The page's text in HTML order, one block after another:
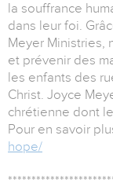
la souffrance
dans leur foi.
Meyer Ministries,
et prévenir des
les enfants des
Christ. Joyce
chrétienne dont
Pour en savoir
hope/